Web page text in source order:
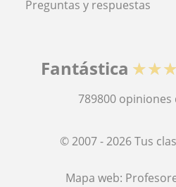
Preguntas y respuestas
Fantástica
789800 opiniones
© 2007 - 2026 Tus
Mapa web: